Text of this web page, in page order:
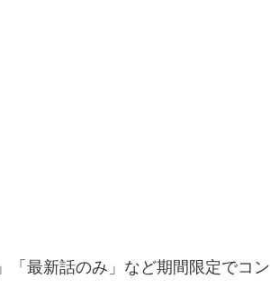
最新話のみ」など期間限定でコン